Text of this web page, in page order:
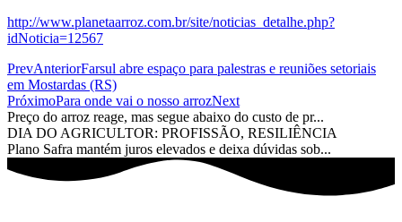
http://www.planetaarroz.com.br/site/noticias_detalhe.php?
idNoticia=12567
PrevAnteriorFarsul abre espaço para palestras e reuniões setoriais
em Mostardas (RS)
PróximoPara onde vai o nosso arrozNext
Preço do arroz reage, mas segue abaixo do custo de pr...
DIA DO AGRICULTOR: PROFISSÃO, RESILIÊNCIA
Plano Safra mantém juros elevados e deixa dúvidas sob...